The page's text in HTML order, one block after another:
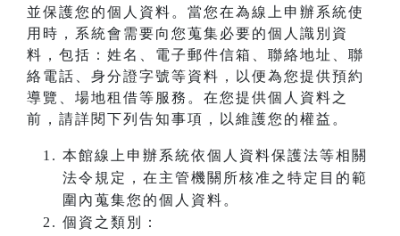
並保護您的個人資料。當您在為線上申辦系統使
用時，系統會需要向您蒐集必要的個人識別資
料，包括：姓名、電子郵件信箱、聯絡地址、聯
絡電話、身分證字號等資料，以便為您提供預約
導覽、場地租借等服務。在您提供個人資料之
前，請詳閱下列告知事項，以維護您的權益。
本館線上申辦系統依個人資料保護法等相關
法令規定，在主管機關所核准之特定目的範
圍內蒐集您的個人資料。
個資之類別：